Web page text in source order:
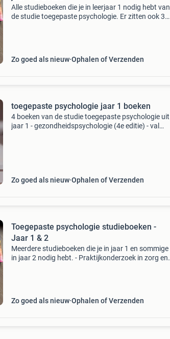
Alle studieboeken die je in leerjaar 1 nodig hebt van
de studie toegepaste psychologie. Er zitten ook 3
Zo goed als nieuw Ophalen of Verzenden
toegepaste psychologie jaar 1 boeken
4 boeken van de studie toegepaste psychologie uit
jaar 1 - gezondheidspsychologie (4e editie) - val
Zo goed als nieuw Ophalen of Verzenden
Toegepaste psychologie studieboeken -
Jaar 1 & 2
Meerdere studieboeken die je in jaar 1 en sommige
in jaar 2 nodig hebt. - Praktijkonderzoek in zorg en
Zo goed als nieuw Ophalen of Verzenden